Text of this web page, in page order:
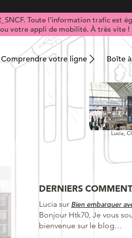
Toute l'information trafic est
votre appli de mobilité. À très vite !
Comprendre votre ligne Boîte
Lucia,
DERNIERS
Lucia sur Bien embarquer
Bonjour Htk70, Je vous
bienvenue sur le blog…